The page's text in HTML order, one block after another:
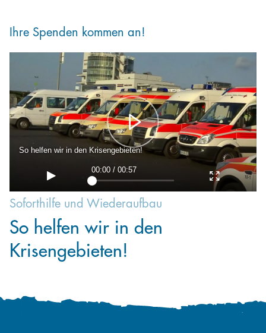
Ihre Spenden kommen an!
So helfen wir in den Krisengebieten!
00:00 / 00:57
Soforthilfe und Wiederaufbau
So helfen wir in den
Krisengebieten!